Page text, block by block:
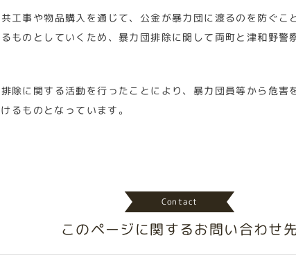
工事や物品購入を通じて、公金が暴力団に渡るのを防ぐ
ものとしていくため、暴力団排除に関して両町と津和野
除に関する活動を行ったことにより、暴力団員等から危
るものとなっています。
Contact
このページに関するお問い合わせ先